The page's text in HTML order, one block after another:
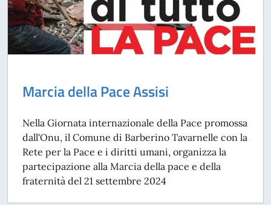
Marcia della Pace Assisi
Nella Giornata internazionale della Pace promossa
dall'Onu, il Comune di Barberino Tavarnelle con la
Rete per la Pace e i diritti umani, organizza la
partecipazione alla Marcia della pace e della
fraternità del 21 settembre 2024